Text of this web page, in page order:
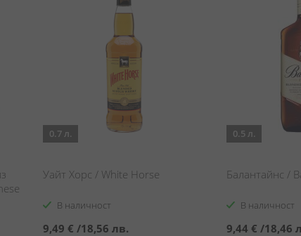
0.7 л.
Уайт Хорс / White Horse
В наличност
9,49 € /18,56 лв.
0.5 л.
Балантайнс /
В наличност
9,44 € /18,46